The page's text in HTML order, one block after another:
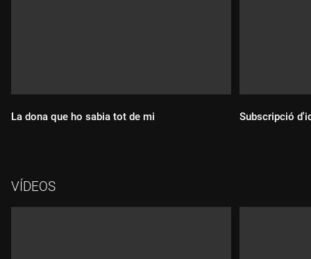
La dona que ho sabia tot de mi Subscripció
VÍDEOS